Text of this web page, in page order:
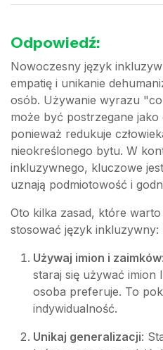
Odpowiedź:
Nowoczesny język
empatię i unikanie
osób. Używanie wyrazu
może być postrzegane jako
ponieważ redukuje
nieokreślonego bytu. W
inkluzywnego, kluczowe
uznają podmiotowość i
Oto kilka zasad, które
stosować język inkluzywny:
Używaj imion i zaimków
staraj się używać imion
osoba preferuje. To
indywidualność.
Unikaj generalizacji: